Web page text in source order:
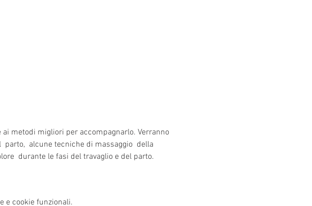
metodi migliori per accompagnarlo. Verranno
alcune tecniche di massaggio  della
durante le fasi del travaglio e del parto.
e cookie funzionali.